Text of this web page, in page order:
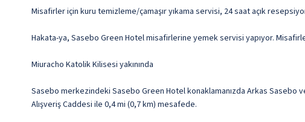
Misafirler için kuru temizleme/çamaşır yıkama servisi, 24 saat açık
Hakata-ya, Sasebo Green Hotel misafirlerine yemek servisi yapıyor.
Miuracho Katolik Kilisesi yakınında
Sasebo merkezindeki Sasebo Green Hotel konaklamanızda Arkas Sasebo
Alışveriş Caddesi ile 0,4 mi (0,7 km) mesafede.